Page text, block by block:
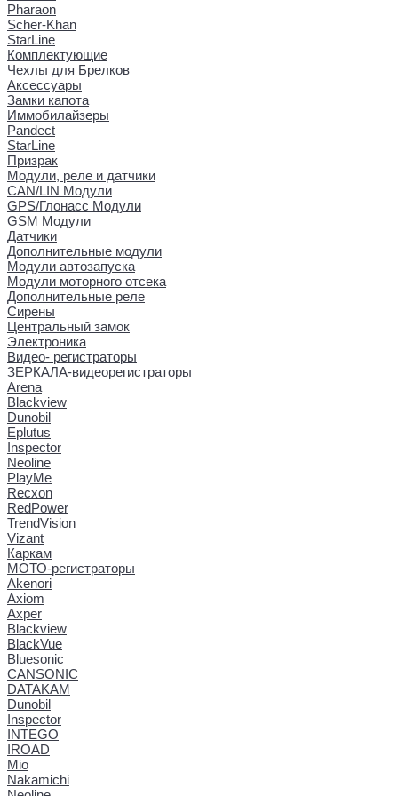
Pharaon
Scher-Khan
StarLine
Комплектующие
Чехлы для Брелков
Аксессуары
Замки капота
Иммобилайзеры
Pandect
StarLine
Призрак
Модули, реле и датчики
CAN/LIN Модули
GPS/Глонасс Модули
GSM Модули
Датчики
Дополнительные модули
Модули автозапуска
Модули моторного отсека
Дополнительные реле
Сирены
Центральный замок
Электроника
Видео- регистраторы
ЗЕРКАЛА-видеорегистраторы
Arena
Blackview
Dunobil
Eplutus
Inspector
Neoline
PlayMe
Recxon
RedPower
TrendVision
Vizant
Каркам
МОТО-регистраторы
Akenori
Axiom
Axper
Blackview
BlackVue
Bluesonic
CANSONIC
DATAKAM
Dunobil
Inspector
INTEGO
IROAD
Mio
Nakamichi